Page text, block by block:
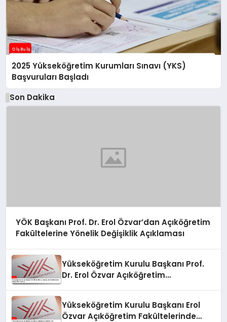
2025 Yükseköğretim Kurumları Sınavı (YKS)
Başvuruları Başladı
Son Dakika
YÖK Başkanı Prof. Dr. Erol Özvar’dan Açıköğretim
Fakültelerine Yönelik Değişiklik Açıklaması
Yükseköğretim Kurulu Başkanı Prof.
Dr. Erol Özvar Açıköğretim
Yükseköğretim Kurulu Başkanı Erol
Özvar Açıköğretim Fakültelerinde